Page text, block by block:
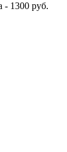
- 1300 руб.